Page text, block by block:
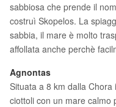
sabbiosa che prende il
costruì Skopelos. La
sabbia, il mare è molto
affollata anche perchè
Agnontas
Situata a 8 km dalla
ciottoli con un mare calmo